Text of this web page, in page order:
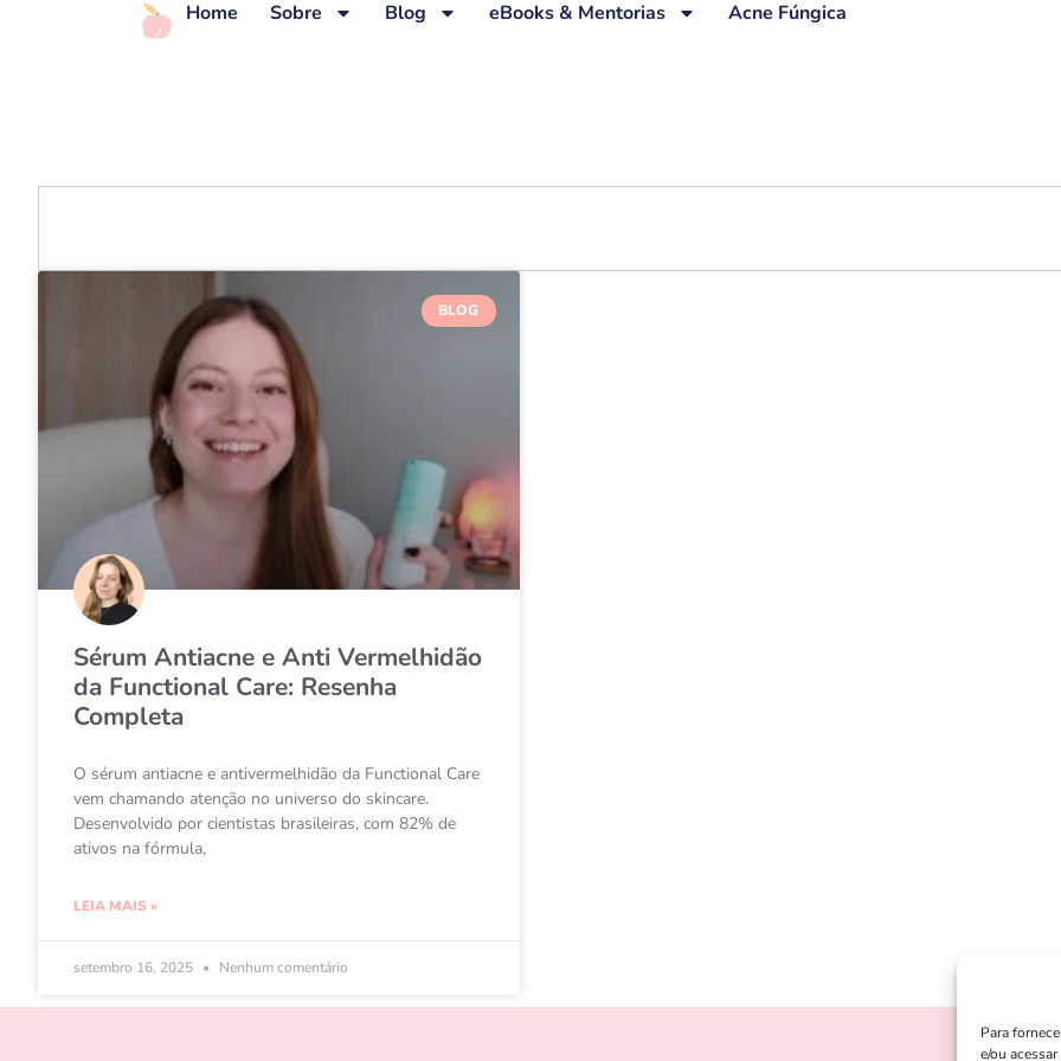
Para
e/ou
Home Sobre Blog eBooks & Mentorias Acne Fúngica
BLOG
Sérum Antiacne e Anti Vermelhidão
da Functional Care: Resenha
Completa
O sérum antiacne e antivermelhidão da Functional Care
vem chamando atenção no universo do skincare.
Desenvolvido por cientistas brasileiras, com 82% de
ativos na fórmula,
LEIA MAIS »
setembro 16, 2025 Nenhum comentário